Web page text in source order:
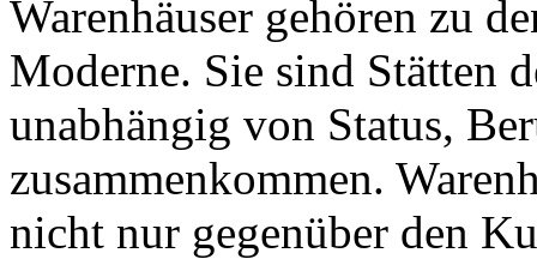
Warenhäuser gehören zu
Moderne. Sie sind Stätten
unabhängig von Status,
zusammenkommen.
nicht nur gegenüber den